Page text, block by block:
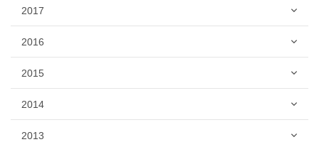
2017
2016
2015
2014
2013